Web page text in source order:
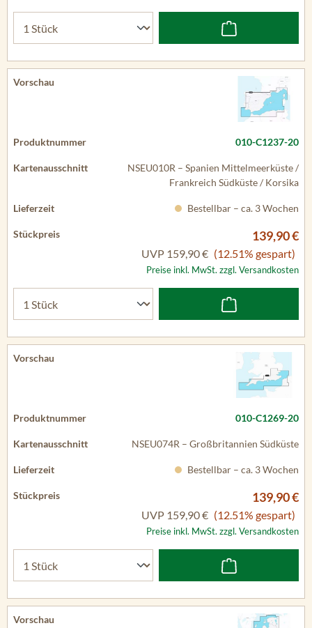
010-C1237-20
NSEU010R – Spanien Mittelmeerküste /
Frankreich Südküste / Korsika
Bestellbar – ca. 3 Wochen
139,90 €
UVP 159,90 € (12.51% gespart)
Preise inkl. MwSt. zzgl. Versandkosten
010-C1269-20
NSEU074R – Großbritannien Südküste
Bestellbar – ca. 3 Wochen
139,90 €
UVP 159,90 € (12.51% gespart)
Preise inkl. MwSt. zzgl. Versandkosten